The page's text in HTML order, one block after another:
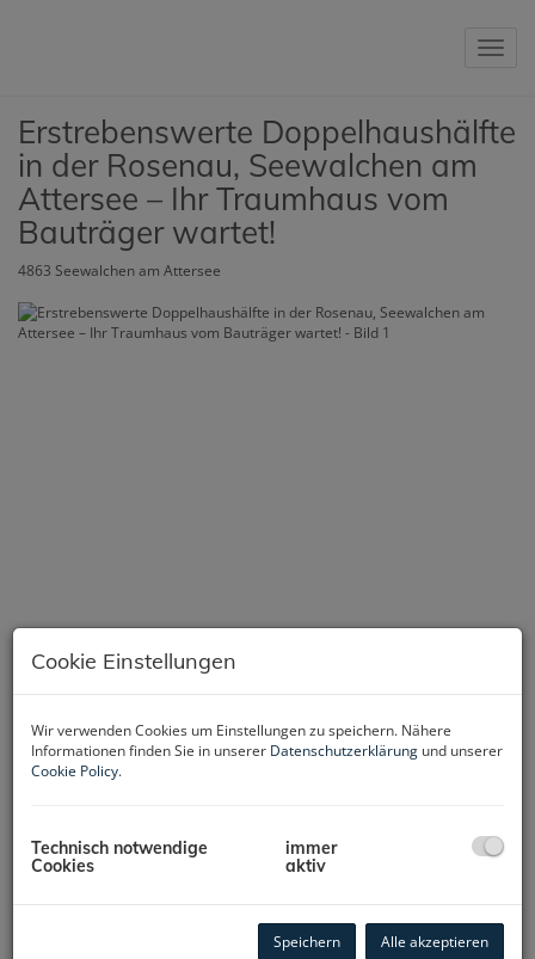
Erstrebenswerte Doppelhaushälfte
in der Rosenau, Seewalchen am
Attersee – Ihr Traumhaus vom
Bauträger wartet!
4863 Seewalchen am Attersee
Cookie Einstellungen
Wir verwenden Cookies um Einstellungen zu speichern. Nähere
Informationen finden Sie in unserer Datenschutzerklärung und unserer
Cookie Policy.
Technisch notwendige
Cookies
immer
aktiv
Speichern Alle akzeptieren